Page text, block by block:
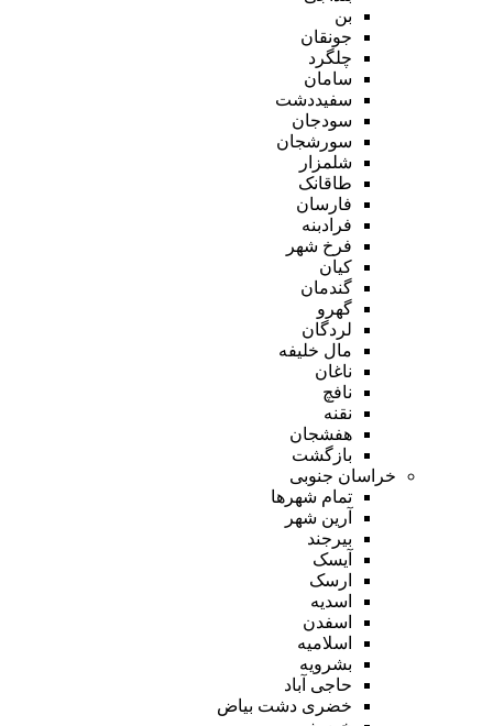
بن
جونقان
چلگرد
سامان
سفیددشت
سودجان
سورشجان
شلمزار
طاقانک
فارسان
فرادبنه
فرخ شهر
کیان
گندمان
گهرو
لردگان
مال خلیفه
ناغان
نافچ
نقنه
هفشجان
بازگشت
خراسان جنوبی
تمام شهر‌ها
آرین شهر
بیرجند
آیسک
ارسک
اسدیه
اسفدن
اسلامیه
بشرویه
حاجی آباد
خضری دشت بیاض